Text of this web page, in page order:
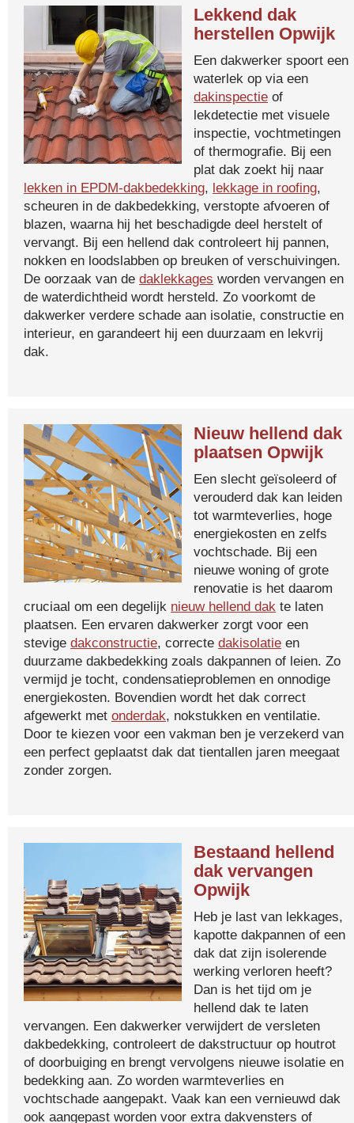
Lekkend dak
herstellen Opwijk
Een dakwerker spoort een
waterlek op via een
dakinspectie of
lekdetectie met visuele
inspectie, vochtmetingen
of thermografie. Bij een
plat dak zoekt hij naar
lekken in EPDM-dakbedekking, lekkage in roofing,
scheuren in de dakbedekking, verstopte afvoeren of
blazen, waarna hij het beschadigde deel herstelt of
vervangt. Bij een hellend dak controleert hij pannen,
nokken en loodslabben op breuken of verschuivingen.
De oorzaak van de daklekkages worden vervangen en
de waterdichtheid wordt hersteld. Zo voorkomt de
dakwerker verdere schade aan isolatie, constructie en
interieur, en garandeert hij een duurzaam en lekvrij
dak.
Nieuw hellend dak
plaatsen Opwijk
Een slecht geïsoleerd of
verouderd dak kan leiden
tot warmteverlies, hoge
energiekosten en zelfs
vochtschade. Bij een
nieuwe woning of grote
renovatie is het daarom
cruciaal om een degelijk nieuw hellend dak te laten
plaatsen. Een ervaren dakwerker zorgt voor een
stevige dakconstructie, correcte dakisolatie en
duurzame dakbedekking zoals dakpannen of leien. Zo
vermijd je tocht, condensatieproblemen en onnodige
energiekosten. Bovendien wordt het dak correct
afgewerkt met onderdak, nokstukken en ventilatie.
Door te kiezen voor een vakman ben je verzekerd van
een perfect geplaatst dak dat tientallen jaren meegaat
zonder zorgen.
Bestaand hellend
dak vervangen
Opwijk
Heb je last van lekkages,
kapotte dakpannen of een
dak dat zijn isolerende
werking verloren heeft?
Dan is het tijd om je
hellend dak te laten
vervangen. Een dakwerker verwijdert de versleten
dakbedekking, controleert de dakstructuur op houtrot
of doorbuiging en brengt vervolgens nieuwe isolatie en
bedekking aan. Zo worden warmteverlies en
vochtschade aangepakt. Vaak kan een vernieuwd dak
ook aangepast worden voor extra dakvensters of